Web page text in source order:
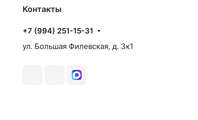
Контакты
+7 (994) 251-15-31
ул. Большая Филевская, д. 3к1